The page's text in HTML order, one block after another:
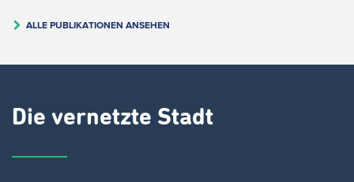
ALLE PUBLIKATIONEN ANSEHEN
Die vernetzte Stadt